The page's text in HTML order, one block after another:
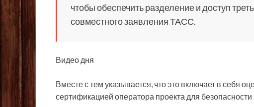
чтобы обеспечить разделение и доступ
совместного заявления ТАСС.
Видео дня
Вместе с тем указывается, что это включает в себя
сертификацией оператора проекта для